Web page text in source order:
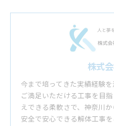
株式
今まで培ってきた実績経験
ご満足いただける工事を目
えできる柔軟さで、神奈川
安全で安心できる解体工事を